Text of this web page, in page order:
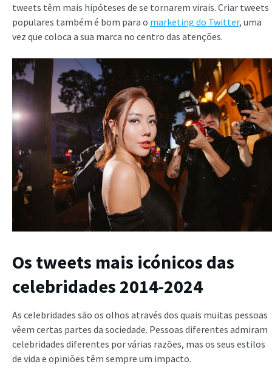
tweets têm mais hipóteses de se tornarem virais. Criar tweets
populares também é bom para o marketing do Twitter, uma
vez que coloca a sua marca no centro das atenções.
Os tweets mais icónicos das
celebridades 2014-2024
As celebridades são os olhos através dos quais muitas pessoas
vêem certas partes da sociedade. Pessoas diferentes admiram
celebridades diferentes por várias razões, mas os seus estilos
de vida e opiniões têm sempre um impacto.